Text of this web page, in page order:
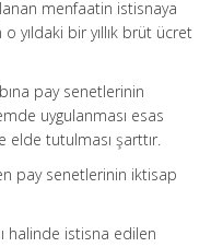
menfaatin istisnaya
yıldaki bir yıllık brüt ücret
pay senetlerinin
uygulanması esas
tutulması şarttır.
pay senetlerinin iktisap
halinde istisna edilen